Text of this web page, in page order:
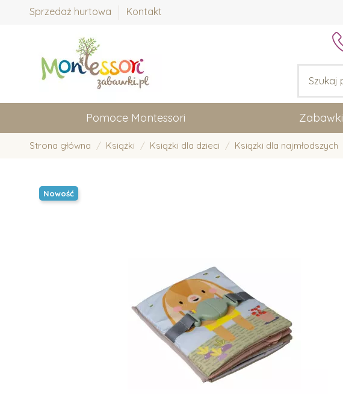
Sprzedaż hurtowa Kontakt
Pomoce Montessori Zabawki
Strona główna Książki Książki dla dzieci Ksiązki dla najmłodszych
Nowość